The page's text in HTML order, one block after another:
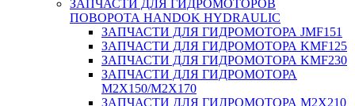
ЗАПЧАСТИ ДЛЯ ГИДРОМОТОРОВ
ПОВОРОТА HANDOK HYDRAULIC
ЗАПЧАСТИ ДЛЯ ГИДРОМОТОРА JMF151
ЗАПЧАСТИ ДЛЯ ГИДРОМОТОРА KMF125
ЗАПЧАСТИ ДЛЯ ГИДРОМОТОРА KMF230
ЗАПЧАСТИ ДЛЯ ГИДРОМОТОРА
M2X150/M2X170
ЗАПЧАСТИ ДЛЯ ГИДРОМОТОРА M2X210